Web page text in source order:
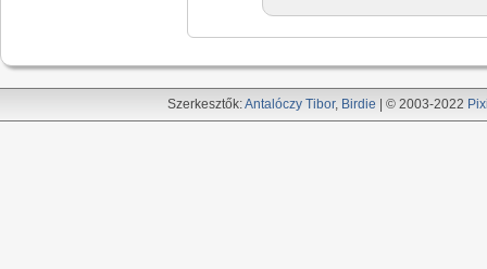
Szerkesztők:Antalóczy Tibor, Birdie | © 2003-2022